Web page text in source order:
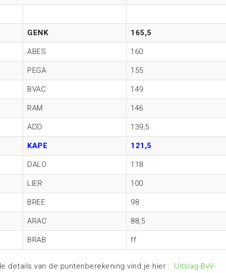
GENK 165,5
ABES 160
PEGA 155
BVAC 149
RAM 146
ADD 139,5
KAPE 121,5
DALO 118
LIER 100
BREE 98
ARAC 88,5
BRAB ff
details van de puntenberekening vind je hier : Uitslag-BvV-